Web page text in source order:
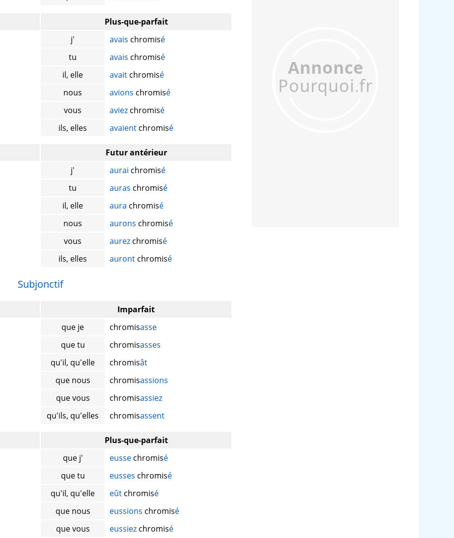
Plus-que-parfait
j'
avais chromisé
tu
avais chromisé
il, elle
avait chromisé
nous
avions chromisé
vous
aviez chromisé
ils, elles
avaient chromisé
Futur antérieur
j'
aurai chromisé
tu
auras chromisé
il, elle
aura chromisé
nous
aurons chromisé
vous
aurez chromisé
ils, elles
auront chromisé
Subjonctif
Imparfait
que je
chromisasse
que tu
chromisasses
qu'il, qu'elle
chromisât
que nous
chromisassions
que vous
chromisassiez
qu'ils, qu'elles
chromisassent
Plus-que-parfait
que j'
eusse chromisé
que tu
eusses chromisé
qu'il, qu'elle
eût chromisé
que nous
eussions chromisé
que vous
eussiez chromisé